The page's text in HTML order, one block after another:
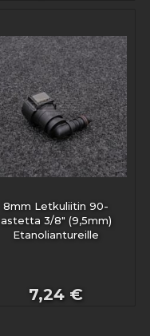
8mm Letkuliitin 90-
astetta 3/8" (9,5mm)
Etanoliantureille
7,24 €